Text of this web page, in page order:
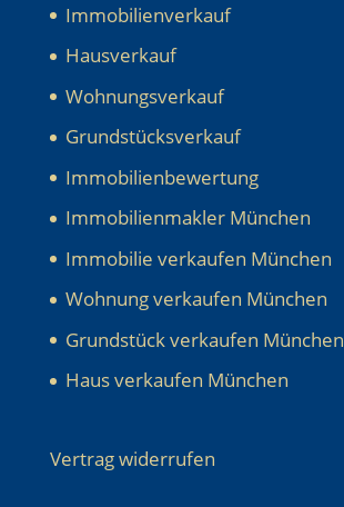
Immobilienverkauf
Hausverkauf
Wohnungsverkauf
Grundstücksverkauf
Immobilienbewertung
Immobilienmakler München
Immobilie verkaufen München
Wohnung verkaufen München
Grundstück verkaufen München
Haus verkaufen München
Vertrag widerrufen